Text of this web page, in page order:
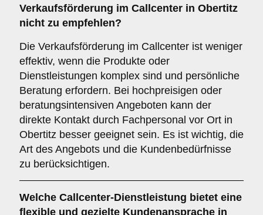
Verkaufsförderung im Callcenter in Obertitz
nicht zu empfehlen?
Die Verkaufsförderung im Callcenter ist weniger
effektiv, wenn die Produkte oder
Dienstleistungen komplex sind und persönliche
Beratung erfordern. Bei hochpreisigen oder
beratungsintensiven Angeboten kann der
direkte Kontakt durch Fachpersonal vor Ort in
Obertitz besser geeignet sein. Es ist wichtig, die
Art des Angebots und die Kundenbedürfnisse
zu berücksichtigen.
Welche Callcenter-Dienstleistung bietet eine
flexible und gezielte Kundenansprache in